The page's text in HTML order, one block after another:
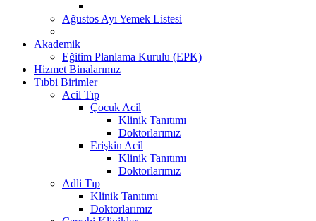
Ağustos Ayı Yemek Listesi
Akademik
Eğitim Planlama Kurulu (EPK)
Hizmet Binalarımız
Tıbbi Birimler
Acil Tıp
Çocuk Acil
Klinik Tanıtımı
Doktorlarımız
Erişkin Acil
Klinik Tanıtımı
Doktorlarımız
Adli Tıp
Klinik Tanıtımı
Doktorlarımız